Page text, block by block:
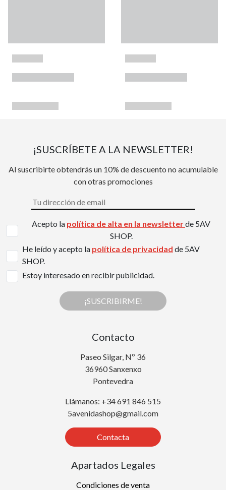
¡SUSCRÍBETE A LA NEWSLETTER!
Al suscribirte obtendrás un 10% de descuento no acumulable
con otras promociones
Acepto la política de alta en la newsletterde 5AV
SHOP.
He leído y acepto la política de privacidad de 5AV
SHOP.
Estoy interesado en recibir publicidad.
¡SUSCRIBIRME!
Contacto
Paseo Silgar, Nº 36
36960 Sanxenxo
Pontevedra
Llámanos: +34 691 846 515
5avenidashop@gmail.com
Contacta
Apartados Legales
Condiciones de venta